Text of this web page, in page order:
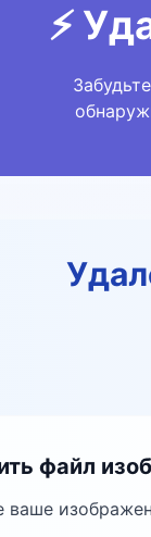
⚡
файл
ваше